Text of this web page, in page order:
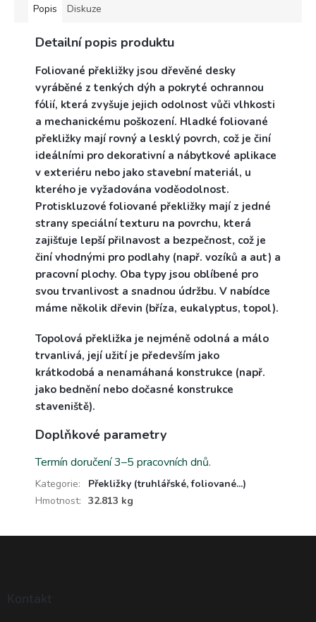
Popis Diskuze
Detailní popis produktu
Foliované překližky jsou dřevěné desky
vyráběné z tenkých dýh a pokryté ochrannou
fólií, která zvyšuje jejich odolnost vůči vlhkosti
a mechanickému poškození. Hladké foliované
překližky mají rovný a lesklý povrch, což je činí
ideálními pro dekorativní a nábytkové aplikace
v exteriéru nebo jako stavební materiál, u
kterého je vyžadována voděodolnost.
Protiskluzové foliované překližky mají z jedné
strany speciální texturu na povrchu, která
zajišťuje lepší přilnavost a bezpečnost, což je
činí vhodnými pro podlahy (např. vozíků a aut) a
pracovní plochy. Oba typy jsou oblíbené pro
svou trvanlivost a snadnou údržbu. V nabídce
máme několik dřevin (bříza, eukalyptus, topol).
Topolová překližka je nejméně odolná a málo
trvanlivá, její užití je především jako
krátkodobá a nenamáhaná konstrukce (např.
jako bednění nebo dočasné konstrukce
staveniště).
Doplňkové parametry
Termín doručení 3–5 pracovních dnů.
Kategorie:
Překližky (truhlářské, foliované...)
Hmotnost: 32.813 kg
Kontakt